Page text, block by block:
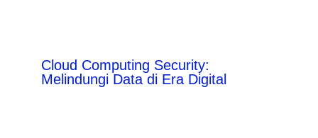
Cloud Computing Security:
Melindungi Data di Era Digital